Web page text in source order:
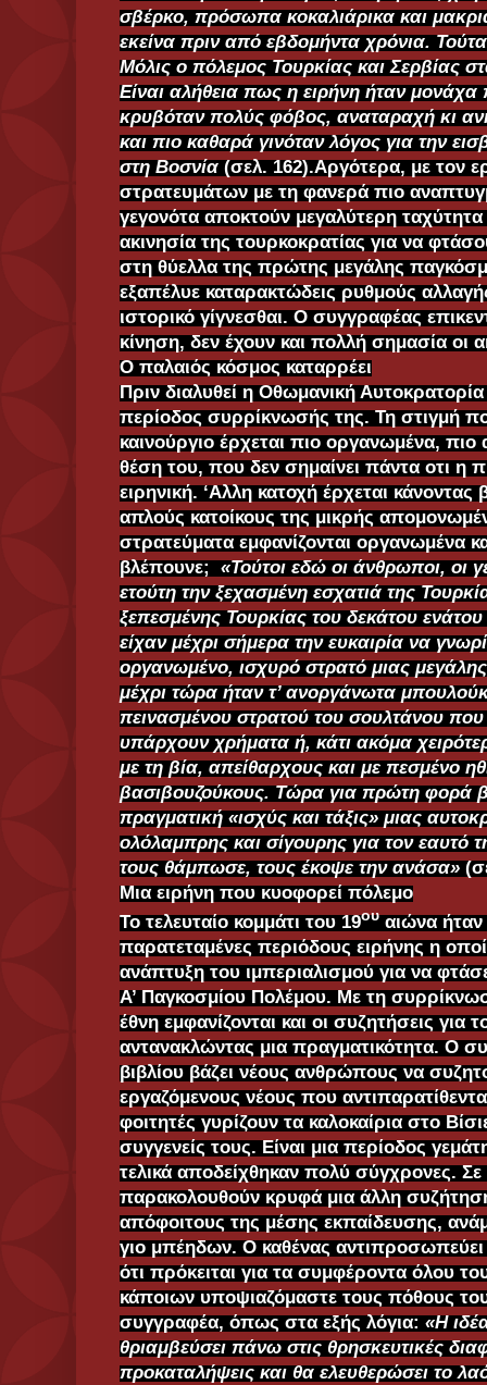
σβέρκο, πρόσωπα κοκαλιάρικα και
εκείνα πριν από εβδομήντα χρόνια.
Μόλις ο πόλεμος Τουρκίας και Σερβίας
Είναι αλήθεια πως η ειρήνη ήταν
κρυβόταν πολύς φόβος, αναταραχή κι
και πιο καθαρά γινόταν λόγος για την
στη Βοσνία(σελ. 162).Αργότερα, με τον
στρατευμάτων με τη φανερά πιο
γεγονότα αποκτούν μεγαλύτερη
ακινησία της τουρκοκρατίας για να
στη θύελλα της πρώτης μεγάλης
εξαπέλυε καταρακτώδεις ρυθμούς
ιστορικό γίγνεσθαι. Ο συγγραφέας
κίνηση, δεν έχουν και πολλή σημασία οι
Ο παλαιός κόσμος καταρρέει
Πριν διαλυθεί η Οθωμανική
περίοδος συρρίκνωσής της. Τη στιγμή
καινούργιο έρχεται πιο οργανωμένα,
θέση του, που δεν σημαίνει πάντα οτι η
ειρηνική. ‘Αλλη κατοχή έρχεται
απλούς κατοίκους της μικρής
στρατεύματα εμφανίζονται οργανωμένα
βλέπουνε;«Τούτοι εδώ οι άνθρωποι, οι
ετούτη την ξεχασμένη εσχατιά της
ξεπεσμένης Τουρκίας του δεκάτου
είχαν μέχρι σήμερα την ευκαιρία να
οργανωμένο, ισχυρό στρατό μιας
μέχρι τώρα ήταν τ’ ανοργάνωτα
πεινασμένου στρατού του σουλτάνου
υπάρχουν χρήματα ή, κάτι ακόμα
με τη βία, απείθαρχους και με πεσμένο
βασιβουζούκους. Τώρα για πρώτη φορά
πραγματική «ισχύς και τάξις» μιας
ολόλαμπρης και σίγουρης για τον εαυτό
τους θάμπωσε, τους έκοψε την ανάσα»
Μια ειρήνη που κυοφορεί πόλεμο
Το τελευταίο κομμάτι του 19ουαιώνα ήταν
παρατεταμένες περιόδους ειρήνης η
ανάπτυξη του ιμπεριαλισμού για να
Α’ Παγκοσμίου Πολέμου. Με τη
έθνη εμφανίζονται και οι συζητήσεις για
αντανακλώντας μια πραγματικότητα. Ο
βιβλίου βάζει νέους ανθρώπους να
εργαζόμενους νέους που
φοιτητές γυρίζουν τα καλοκαίρια στο
συγγενείς τους. Είναι μια περίοδος
τελικά αποδείχθηκαν πολύ σύγχρονες. Σε
παρακολουθούν κρυφά μια άλλη
απόφοιτους της μέσης εκπαίδευσης,
γιο μπέηδων. Ο καθένας αντιπροσωπεύει
ότι πρόκειται για τα συμφέροντα όλου
κάποιων υποψιαζόμαστε τους πόθους
συγγραφέα, όπως στα εξής λόγια:«Η
θριαμβεύσει πάνω στις θρησκευτικές
προκαταλήψεις και θα ελευθερώσει το